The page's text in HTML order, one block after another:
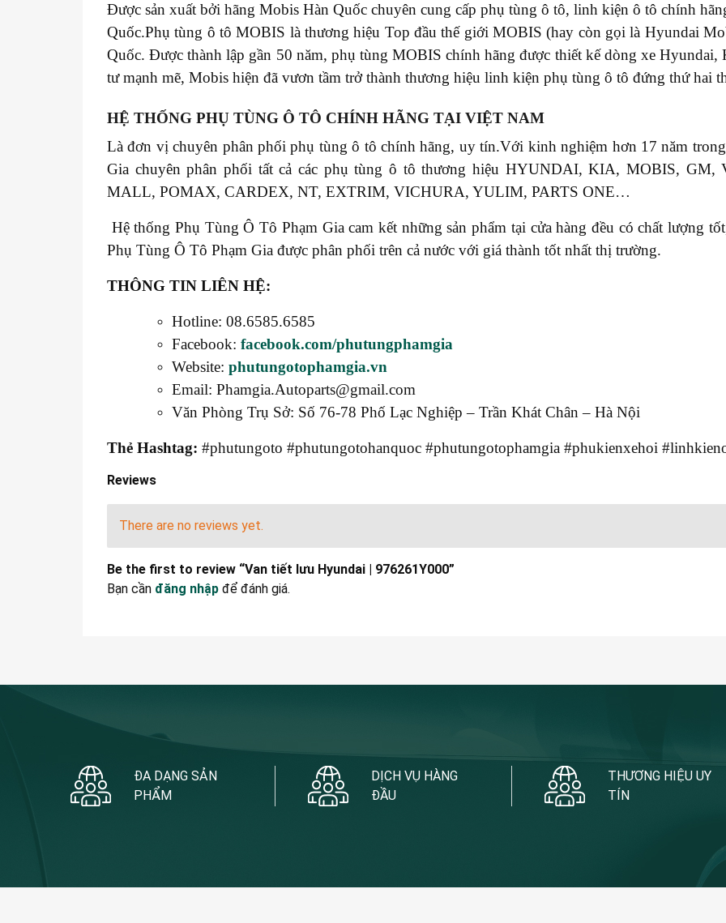
Được sản xuất bởi hãng Mobis Hàn Quốc chuyên cung cấp phụ tùng ô tô, linh kiện ô tô chính
Quốc.Phụ tùng ô tô MOBIS là thương hiệu Top đầu thế giới MOBIS (hay còn gọi là Hyundai
Quốc. Được thành lập gần 50 năm, phụ tùng MOBIS chính hãng được thiết kế dòng xe
tư mạnh mẽ, Mobis hiện đã vươn tầm trở thành thương hiệu linh kiện phụ tùng ô tô đứng thứ hai
HỆ THỐNG PHỤ TÙNG Ô TÔ CHÍNH HÃNG TẠI VIỆT NAM
Là đơn vị chuyên phân phối phụ tùng ô tô chính hãng, uy tín.Với kinh nghiệm hơn 17 năm
Gia chuyên phân phối tất cả các phụ tùng ô tô thương hiệu HYUNDAI, KIA, MOBIS, GM,
MALL, POMAX, CARDEX, NT, EXTRIM, VICHURA, YULIM, PARTS ONE…
Hệ thống Phụ Tùng Ô Tô Phạm Gia cam kết những sản phẩm tại cửa hàng đều có chất lượng
Phụ Tùng Ô Tô Phạm Gia được phân phối trên cả nước với giá thành tốt nhất thị trường.
THÔNG TIN LIÊN HỆ:
Hotline: 08.6585.6585
Facebook: facebook.com/phutungphamgia
Website: phutungotophamgia.vn
Email: Phamgia.Autoparts@gmail.com
Văn Phòng Trụ Sở: Số 76-78 Phố Lạc Nghiệp – Trần Khát Chân – Hà Nội
Thẻ Hashtag: #phutungoto #phutungotohanquoc #phutungotophamgia #phukienxehoi
Reviews
There are no reviews yet.
Be the first to review “Van tiết lưu Hyundai | 976261Y000”
Bạn cần đăng nhập để đánh giá.
ĐA DẠNG SẢN
PHẨM
DỊCH VỤ HÀNG
ĐẦU
THƯƠNG HIỆU UY
TÍN